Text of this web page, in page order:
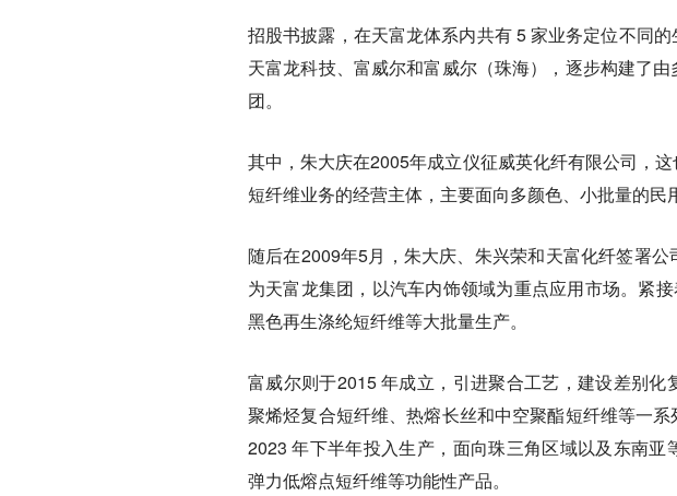
招股书披露，在天富龙体系内共有 5 家业务定位不同的
天富龙科技、富威尔和富威尔（珠海），逐步构建了
团。
其中，朱大庆在2005年成立仪征威英化纤有限公司，
短纤维业务的经营主体，主要面向多颜色、小批量的民
随后在2009年5月，朱大庆、朱兴荣和天富化纤签署
为天富龙集团，以汽车内饰领域为重点应用市场。紧
黑色再生涤纶短纤维等大批量生产。
富威尔则于2015 年成立，引进聚合工艺，建设差别化
聚烯烃复合短纤维、热熔长丝和中空聚酯短纤维等一
2023 年下半年投入生产，面向珠三角区域以及东南
弹力低熔点短纤维等功能性产品。